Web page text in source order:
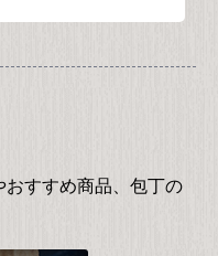
すすめ商品、包丁の